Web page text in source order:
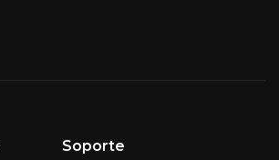
Soporte